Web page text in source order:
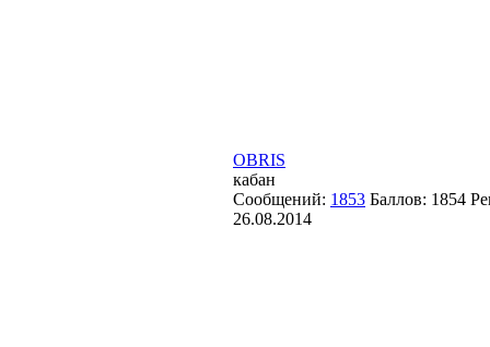
OBRIS
кабан
Сообщений: 1853 Баллов: 1854
26.08.2014